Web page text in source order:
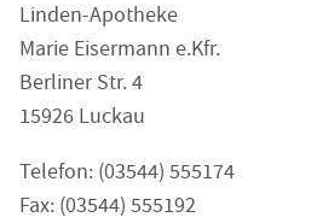
Linden-Apotheke
Marie Eisermann e.Kfr.
Berliner Str. 4
15926 Luckau
Telefon: (03544) 555174
Fax: (03544) 555192